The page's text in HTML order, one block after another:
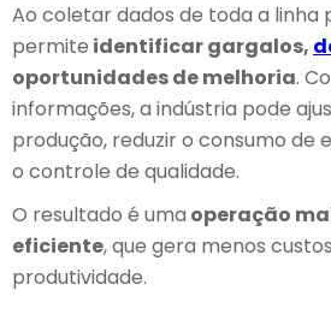
Ao coletar dados de toda a linha
permite identificar gargalos,
oportunidades de melhoria.
informações, a indústria pode
produção, reduzir o consumo de
o controle de qualidade.
O resultado é uma operação
eficiente, que gera menos
produtividade.